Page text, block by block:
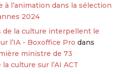
à l’animation dans la sélection
2024
de la culture interpellent le
l’IA - Boxoffice Pro dans
ministre de 73
culture sur l’AI ACT